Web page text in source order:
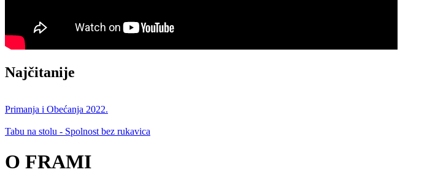
Najčitanije
Primanja i Obećanja 2022.
Tabu na stolu - Spolnost bez rukavica
O FRAMI